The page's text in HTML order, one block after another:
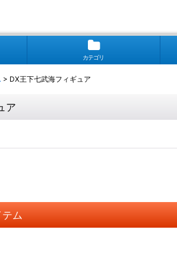
カテゴリ
> DX王下七武海フィギュア
ア
ム